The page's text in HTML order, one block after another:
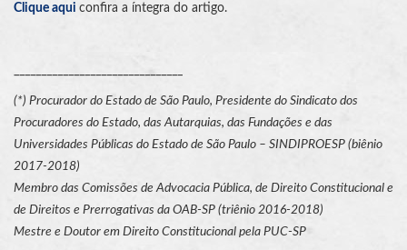
Clique aqui confira a íntegra do artigo.
(*) Procurador do Estado de São Paulo, Presidente do Sindicato dos
Procuradores do Estado, das Autarquias, das Fundações e das
Universidades Públicas do Estado de São Paulo – SINDIPROESP (biênio
2017-2018)
Membro das Comissões de Advocacia Pública, de Direito Constitucional e
de Direitos e Prerrogativas da OAB-SP (triênio 2016-2018)
Mestre e Doutor em Direito Constitucional pela PUC-SP